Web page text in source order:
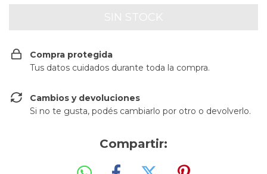
Compra protegida
Tus datos cuidados durante toda la compra.
Cambios y devoluciones
Si no te gusta, podés cambiarlo por otro o devolverlo.
Compartir: